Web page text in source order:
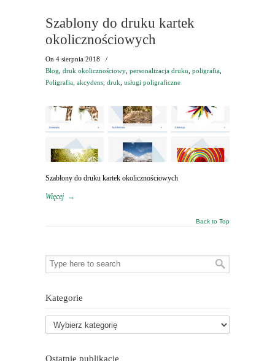
Szablony do druku kartek
okolicznościowych
On 4 sierpnia 2018
/
Blog druk okolicznościowy personalizacja druku poligrafia
Poligrafia, akcydens, druk usługi poligraficzne
Szablony do druku kartek okolicznościowych
Więcej →
Back to Top
Kategorie
Ostatnie publikacje